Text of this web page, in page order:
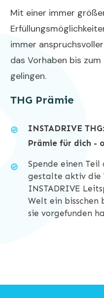
Mit einer immer
immer
das Vorhaben bis
gelingen.
THG Prämie
INSTADRIVE
Prämie für dich -
Spende einen Teil
gestalte aktiv die
INSTADRIVE
Welt ein bisschen
sie vorgefunden